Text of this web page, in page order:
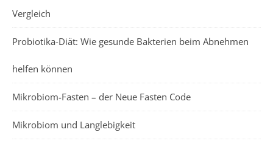
Vergleich
Probiotika-Diät: Wie gesunde Bakterien beim Abnehmen
helfen können
Mikrobiom-Fasten – der Neue Fasten Code
Mikrobiom und Langlebigkeit